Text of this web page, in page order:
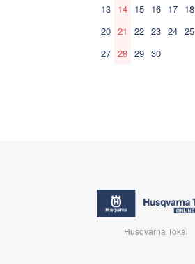
13 14 15 16 17 18
20 21 22 23 24 25
27 28 29 30
Husqvarna Tokai